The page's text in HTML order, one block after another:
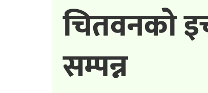
चितवनको
सम्पन्न